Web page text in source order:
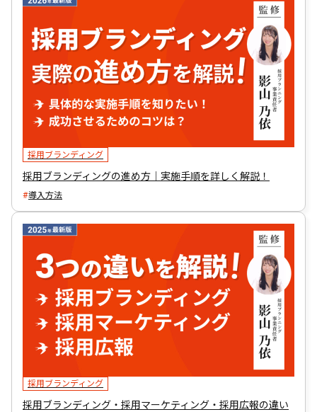
採用ブランディング
採用ブランディングの進め方｜実施手順を詳しく解説！
導入方法
採用ブランディング
採用ブランディング・採用マーケティング・採用広報の違い